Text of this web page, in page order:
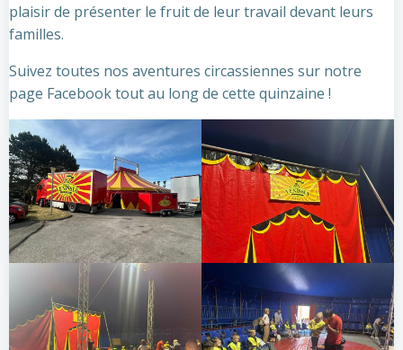
plaisir de présenter le fruit de leur travail devant leurs
familles.
Suivez toutes nos aventures circassiennes sur notre
page Facebook tout au long de cette quinzaine !